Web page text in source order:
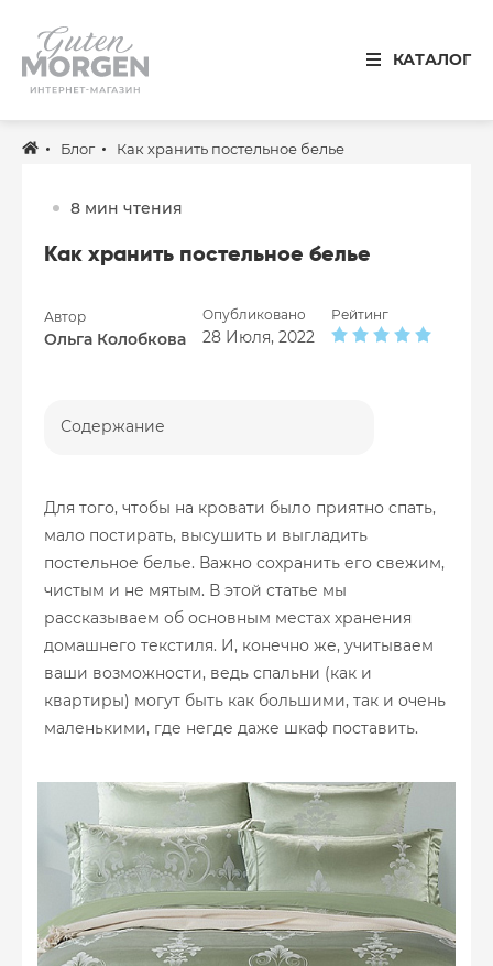
КАТАЛОГ
Иваново
8 800 100 34 50
Звонок по России бесплатный
Спальня
Кухня
Столовая
Ванная
Распродажа
Блог Как хранить постельное белье
8 мин чтения
Как хранить постельное белье
Автор
Ольга Колобкова
Опубликовано
28 Июля, 2022
Рейтинг
Содержание
Для того, чтобы на кровати было приятно спать,
мало постирать, высушить и выгладить
постельное белье. Важно сохранить его свежим,
чистым и не мятым. В этой статье мы
рассказываем об основным местах хранения
домашнего текстиля. И, конечно же, учитываем
ваши возможности, ведь спальни (как и
квартиры) могут быть как большими, так и очень
маленькими, где негде даже шкаф поставить.